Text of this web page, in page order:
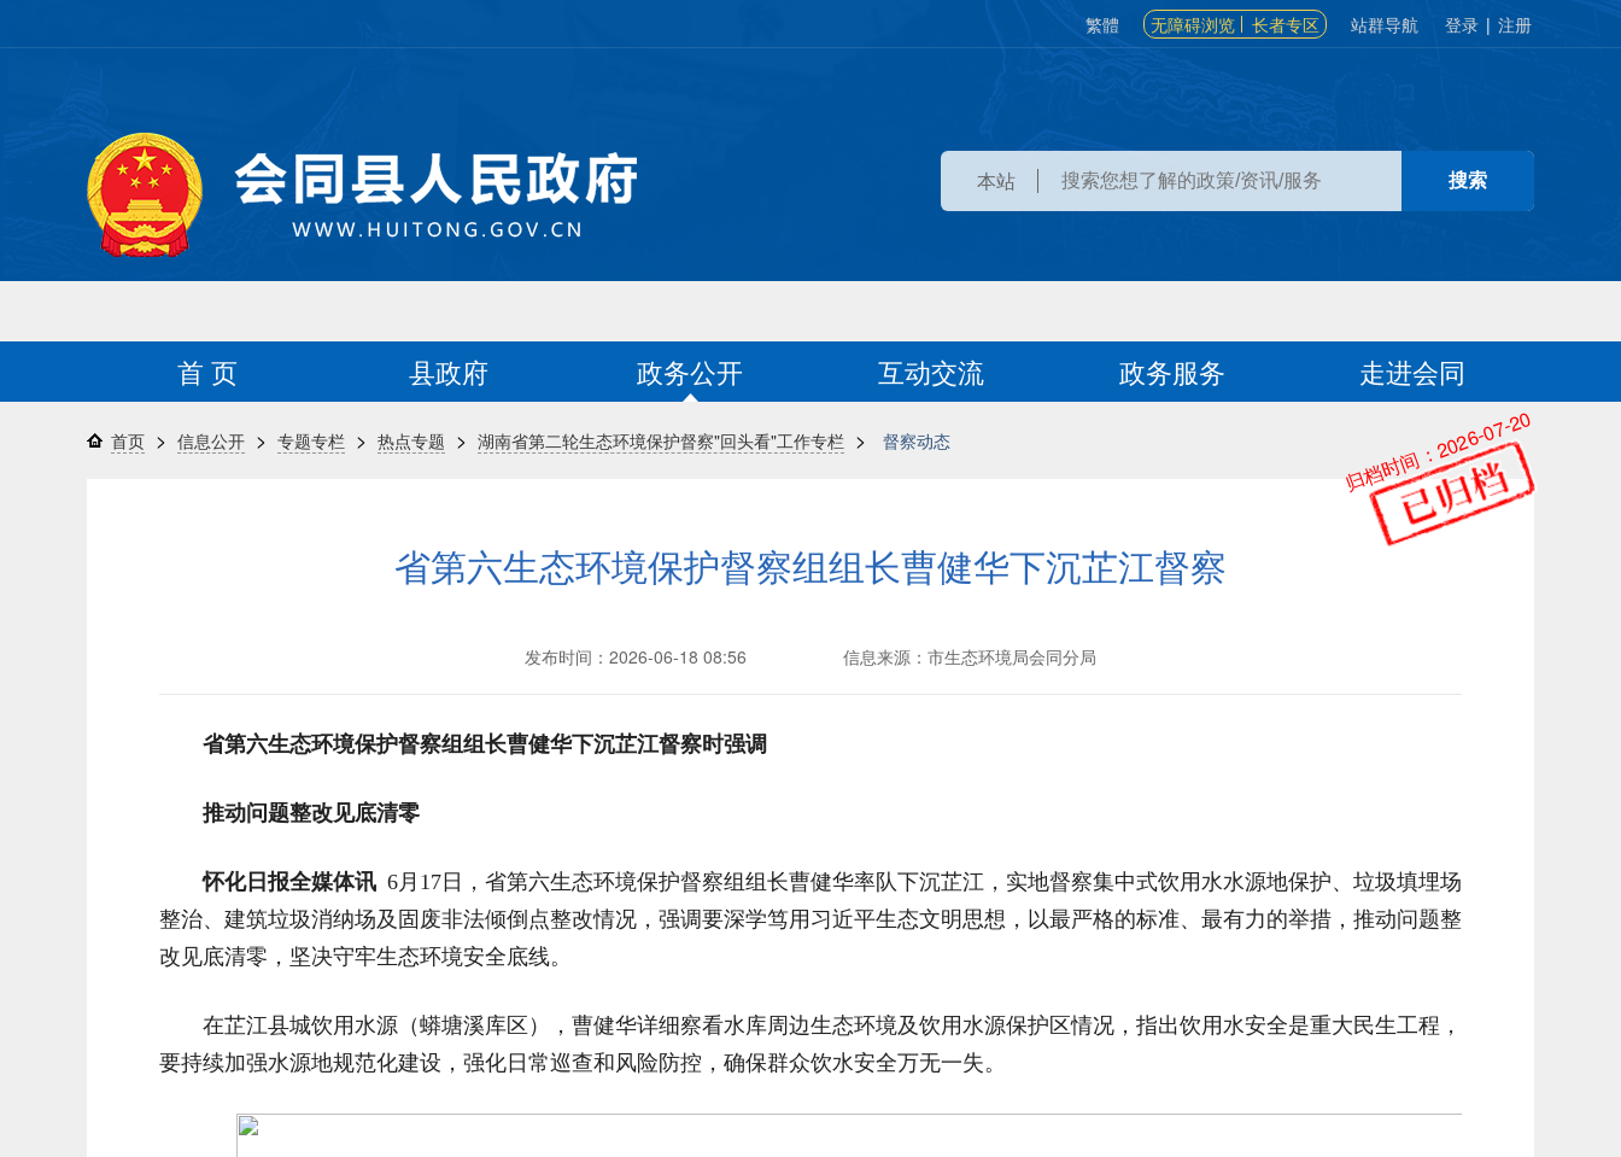
繁體 无障碍浏览 长者专区 站群导航 登录 | 注册
本站
首 页 县政府 政务公开 互动交流 政务服务 走进会同
首页 > 信息公开 > 专题专栏 > 热点专题 > 湖南省第二轮生态环境保护督察"回头看"工作专栏 > 督察动态
省第六生态环境保护督察组组长曹健华下沉芷江督察
发布时间：2026-06-18 08:56 信息来源：市生态环境局会同分局
省第六生态环境保护督察组组长曹健华下沉芷江督察时强调
推动问题整改见底清零
怀化日报全媒体讯 6月17日，省第六生态环境保护督察组组长曹健华率队下沉芷江，实地督察集中式饮用水水源地保护、垃圾填埋场
整治、建筑垃圾消纳场及固废非法倾倒点整改情况，强调要深学笃用习近平生态文明思想，以最严格的标准、最有力的举措，推动问题整
改见底清零，坚决守牢生态环境安全底线。
在芷江县城饮用水源（蟒塘溪库区），曹健华详细察看水库周边生态环境及饮用水源保护区情况，指出饮用水安全是重大民生工程，
要持续加强水源地规范化建设，强化日常巡查和风险防控，确保群众饮水安全万无一失。
归档时间：2026-07-20